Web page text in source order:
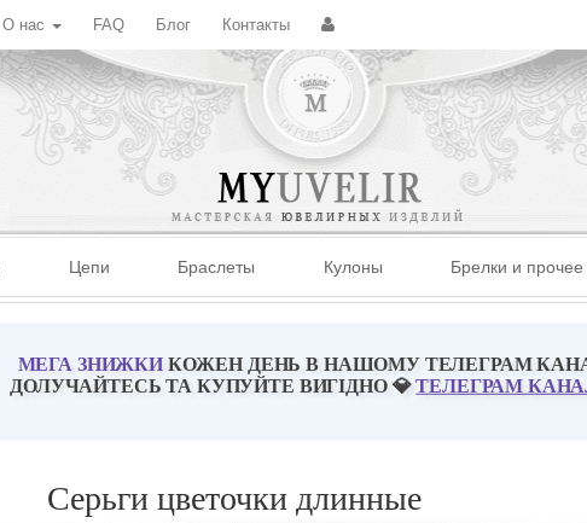
О нас FAQ Блог Контакты
Цепи Браслеты Кулоны Брелки и прочее
МЕГА ЗНИЖКИКОЖЕН ДЕНЬ В НАШОМУ ТЕЛЕГРАМ
ДОЛУЧАЙТЕСЬ ТА КУПУЙТЕ ВИГІДНО 💎ТЕЛЕГРАМ
Серьги цветочки длинные